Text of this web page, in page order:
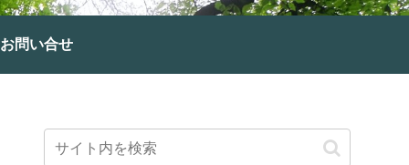
お問い合せ